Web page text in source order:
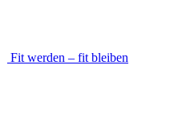
Fit werden – fit bleiben